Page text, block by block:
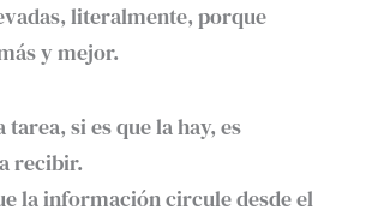
literalmente, porque
y mejor.
tarea, si es que la hay, es
recibir.
la información circule desde el